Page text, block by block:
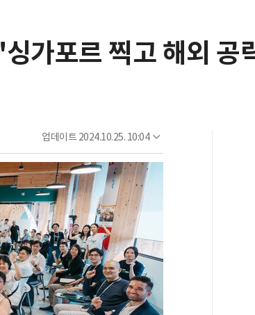
가포르 찍고 해외 공
업데이트 2024.10.25. 10:04